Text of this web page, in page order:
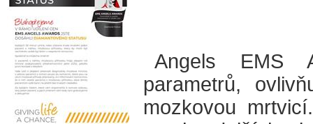
Angels EMS
parametrů,
mozkovou